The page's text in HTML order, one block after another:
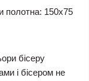
полотна: 150х75
бісеру
і бісером не